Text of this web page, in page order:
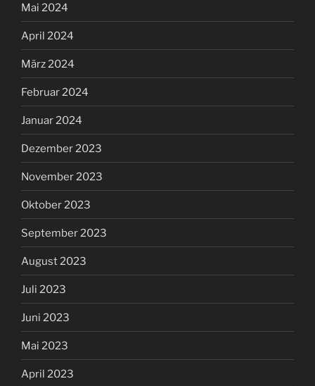
Mai 2024
April 2024
März 2024
Februar 2024
Januar 2024
Dezember 2023
November 2023
Oktober 2023
September 2023
August 2023
Juli 2023
Juni 2023
Mai 2023
April 2023